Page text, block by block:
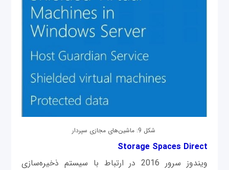
شکل 9: ماشین‌های مجازی سپردار
Storage Spaces Direct
ویندوز سرور 2016 در ارتباط با سیستم ذخیره‌سازی